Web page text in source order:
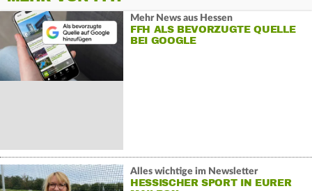
Mehr News aus Hessen
FFH ALS BEVORZUGTE QUELLE
BEI GOOGLE
Alles wichtige im Newsletter
HESSISCHER SPORT IN EURER